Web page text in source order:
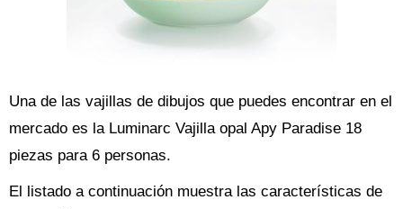
Una de las vajillas de dibujos que puedes encontrar en el
mercado es la Luminarc Vajilla opal Apy Paradise 18
piezas para 6 personas.
El listado a continuación muestra las características de